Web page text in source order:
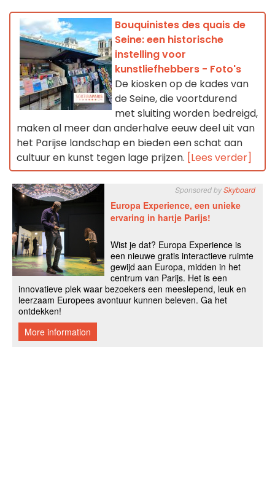
Bouquinistes des quais de
Seine: een historische
instelling voor
kunstliefhebbers - Foto's
De kiosken op de kades van
de Seine, die voortdurend
met sluiting worden bedreigd,
maken al meer dan anderhalve eeuw deel uit van
het Parijse landschap en bieden een schat aan
cultuur en kunst tegen lage prijzen. [Lees verder]